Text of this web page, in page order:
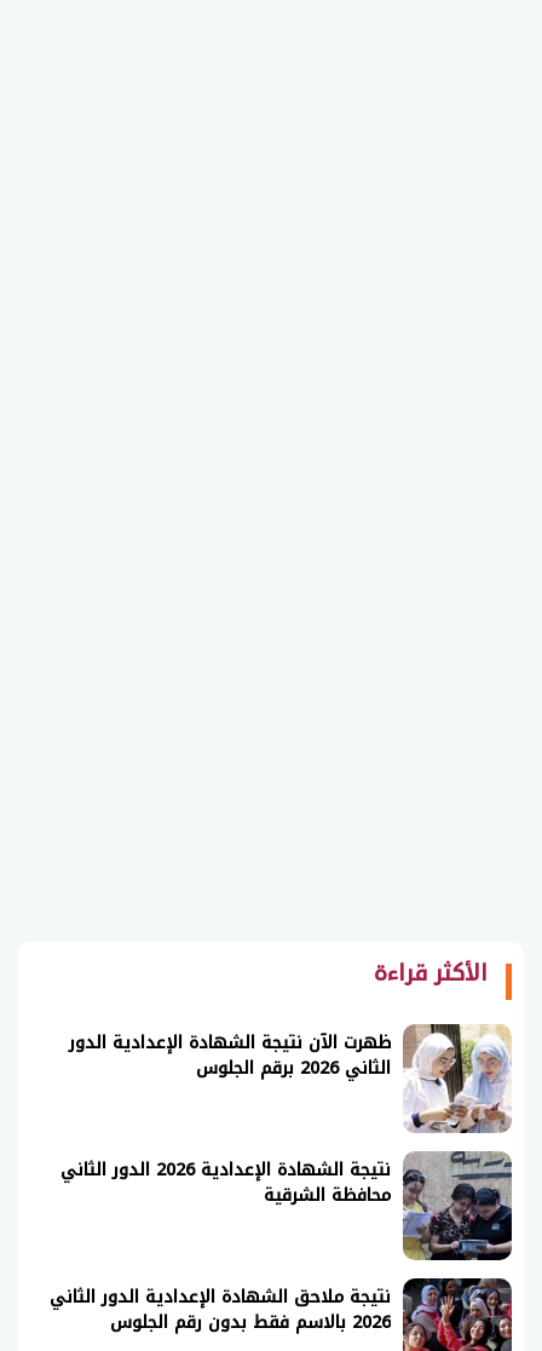
الأكثر قراءة
ظهرت الآن نتيجة الشهادة الإعدادية الدور
الثاني 2026 برقم الجلوس
نتيجة الشهادة الإعدادية 2026 الدور الثاني
محافظة الشرقية
نتيجة ملاحق الشهادة الإعدادية الدور الثاني
2026 بالاسم فقط بدون رقم الجلوس